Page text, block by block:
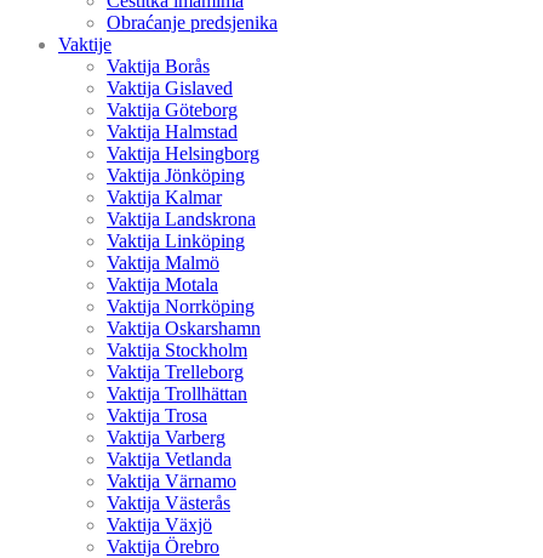
Obraćanje predsjenika
Vaktije
Vaktija Borås
Vaktija Gislaved
Vaktija Göteborg
Vaktija Halmstad
Vaktija Helsingborg
Vaktija Jönköping
Vaktija Kalmar
Vaktija Landskrona
Vaktija Linköping
Vaktija Malmö
Vaktija Motala
Vaktija Norrköping
Vaktija Oskarshamn
Vaktija Stockholm
Vaktija Trelleborg
Vaktija Trollhättan
Vaktija Trosa
Vaktija Varberg
Vaktija Vetlanda
Vaktija Värnamo
Vaktija Västerås
Vaktija Växjö
Vaktija Örebro